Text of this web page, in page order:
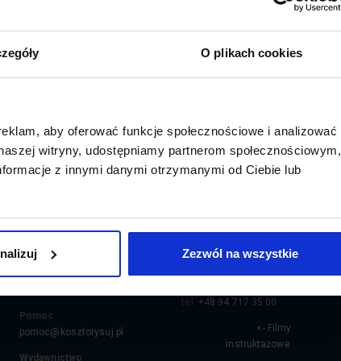
O plikach cookies
aby oferować funkcje społecznościowe i analizować
witryny, udostępniamy partnerom społecznościowym,
z innymi danymi otrzymanymi od Ciebie lub
Zezwól na wszystkie
Sprzedaż
biuro@kosztorysuj.pl
Serwis
Pomoc
pomoc@kosztorysuj.pl
Wydawnictwo
75-062 Koszalin
tel: +48 94 717 35 00
<- Filmy
instruktażowe